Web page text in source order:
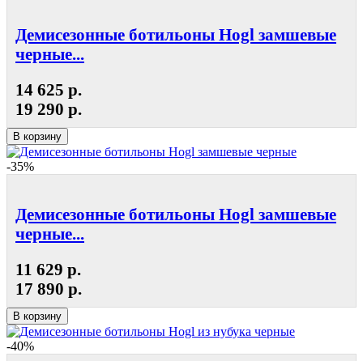
Демисезонные ботильоны Hogl замшевые
черные...
14 625 р.
19 290 р.
В корзину
-35%
Демисезонные ботильоны Hogl замшевые
черные...
11 629 р.
17 890 р.
В корзину
-40%